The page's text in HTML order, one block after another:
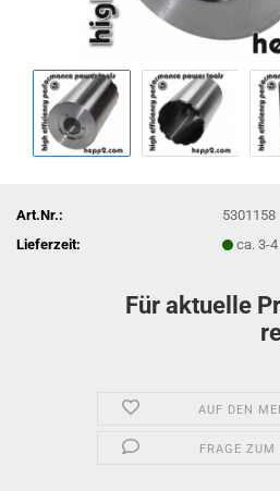
Art.Nr.:
5301158
Lieferzeit:
ca. 3-
Für aktuelle
AUF DEN
FRAGE ZUM